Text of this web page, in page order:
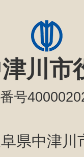
川市
号
県中津